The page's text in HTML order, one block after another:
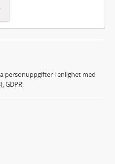
personuppgifter i enlighet med
GDPR.